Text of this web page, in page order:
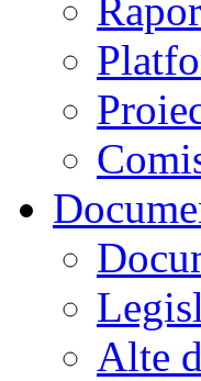
Alte